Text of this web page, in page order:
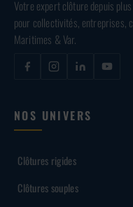
Votre expert clôture depuis
pour collectivités,
Maritimes & Var.
NOS UNIVERS
Clôtures rigides
Clôtures souples